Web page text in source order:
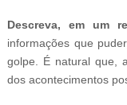
Descreva, em um
informações que
golpe. É natural que,
dos acontecimentos